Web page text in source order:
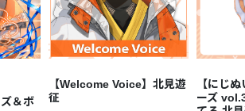
＆ボ
【Welcome Voice】北見遊
征
【にじ
ーズ